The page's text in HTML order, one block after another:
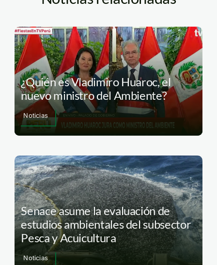
¿Quién es Vladimiro Huaroc, el
nuevo ministro del Ambiente?
Noticias
Senace asume la evaluación de
estudios ambientales del subsector
Pesca y Acuicultura
Noticias